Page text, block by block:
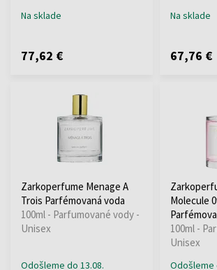
Na sklade
77,62 €
Na sklade
67,76 €
Zarkoperfume Menage A
Trois Parfémovaná voda
100ml - Parfumované vody -
Unisex
Odošleme do 13.08.
Molecule
100ml -
Unisex
Odošleme